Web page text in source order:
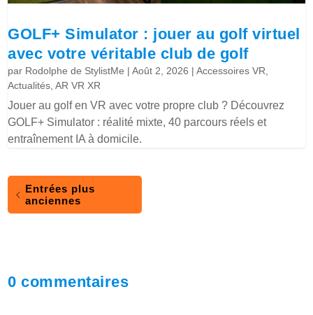
GOLF+ Simulator : jouer au golf virtuel
avec votre véritable club de golf
par Rodolphe de StylistMe |Août 2, 2026 |Accessoires VR,
Actualités,AR VR XR
Jouer au golf en VR avec votre propre club ? Découvrez
GOLF+ Simulator : réalité mixte, 40 parcours réels et
entraînement IA à domicile.
Entrées plus
anciennes
0 commentaires